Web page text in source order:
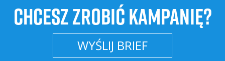
CHCESZ ZROBIĆ KAMPANIĘ?
WYŚLIJ BRIEF